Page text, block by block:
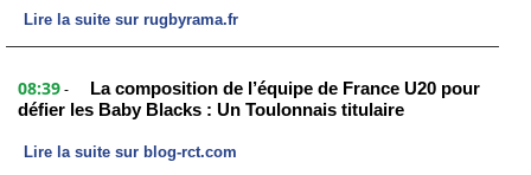
Lire la suite sur rugbyrama.fr
08:39 -
La composition de l’équipe de France U20 pour
défier les Baby Blacks : Un Toulonnais titulaire
Lire la suite sur blog-rct.com